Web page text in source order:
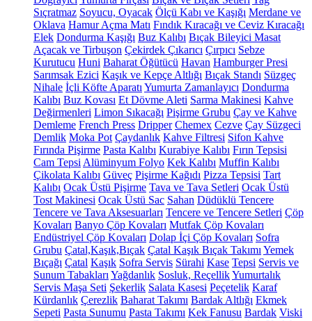
Sıçratmaz Soyucu, Oyacak Ölçü Kabı ve Kaşığı Merdane ve
Oklava Hamur Açma Matı Fındık Kıracağı ve Ceviz Kıracağı
Elek Dondurma Kaşığı Buz Kalıbı Bıçak Bileyici Masat
Açacak ve Tirbuşon Çekirdek Çıkarıcı Çırpıcı Sebze
Kurutucu Huni Baharat Öğütücü Havan Hamburger Presi
Sarımsak Ezici Kaşık ve Kepçe Altlığı Bıçak Standı Süzgeç
Nihale İçli Köfte Aparatı Yumurta Zamanlayıcı Dondurma
Kalıbı Buz Kovası Et Dövme Aleti Sarma Makinesi Kahve
Değirmenleri Limon Sıkacağı Pişirme Grubu Çay ve Kahve
Demleme French Press Dripper Chemex Cezve Çay Süzgeci
Demlik Moka Pot Çaydanlık Kahve Filtresi Sifon Kahve
Fırında Pişirme Pasta Kalıbı Kurabiye Kalıbı Fırın Tepsisi
Cam Tepsi Alüminyum Folyo Kek Kalıbı Muffin Kalıbı
Çikolata Kalıbı Güveç Pişirme Kağıdı Pizza Tepsisi Tart
Kalıbı Ocak Üstü Pişirme Tava ve Tava Setleri Ocak Üstü
Tost Makinesi Ocak Üstü Sac Sahan Düdüklü Tencere
Tencere ve Tava Aksesuarları Tencere ve Tencere Setleri Çöp
Kovaları Banyo Çöp Kovaları Mutfak Çöp Kovaları
Endüstriyel Çöp Kovaları Dolap İçi Çöp Kovaları Sofra
Grubu Çatal,Kaşık,Bıçak Çatal Kaşık Bıçak Takımı Yemek
Bıçağı Çatal Kaşık Sofra Servis Sürahi Kase Tepsi Servis ve
Sunum Tabakları Yağdanlık Sosluk, ReçellikYumurtalık
Servis Maşa Seti Şekerlik Salata Kasesi Peçetelik Karaf
Kürdanlık Çerezlik Baharat Takımı Bardak Altlığı Ekmek
Sepeti Pasta Sunumu Pasta Takımı Kek Fanusu Bardak Viski